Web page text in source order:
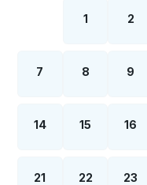
1 2
7 8 9
14 15 16
21 22 23